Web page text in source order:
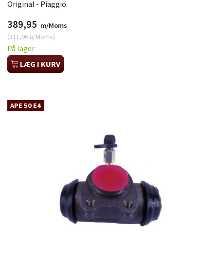
Original - Piaggio.
389,95 m/Moms
(311,96 u/Moms)
På lager
LÆG I KURV
APE 50 E4